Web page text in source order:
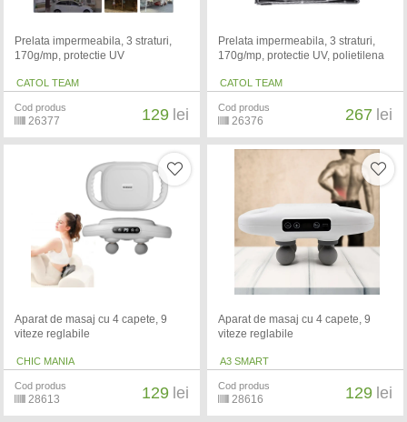
Prelata impermeabila, 3 straturi,
170g/mp, protectie UV
CATOL TEAM
Cod produs
26377 129 lei
Prelata impermeabila, 3 straturi,
170g/mp, protectie UV, polietilena
CATOL TEAM
Cod produs
26376 267 lei
Aparat de masaj cu 4 capete, 9
viteze reglabile
CHIC MANIA
Cod produs
28613 129 lei
Aparat de masaj cu 4 capete, 9
viteze reglabile
A3 SMART
Cod produs
28616 129 lei